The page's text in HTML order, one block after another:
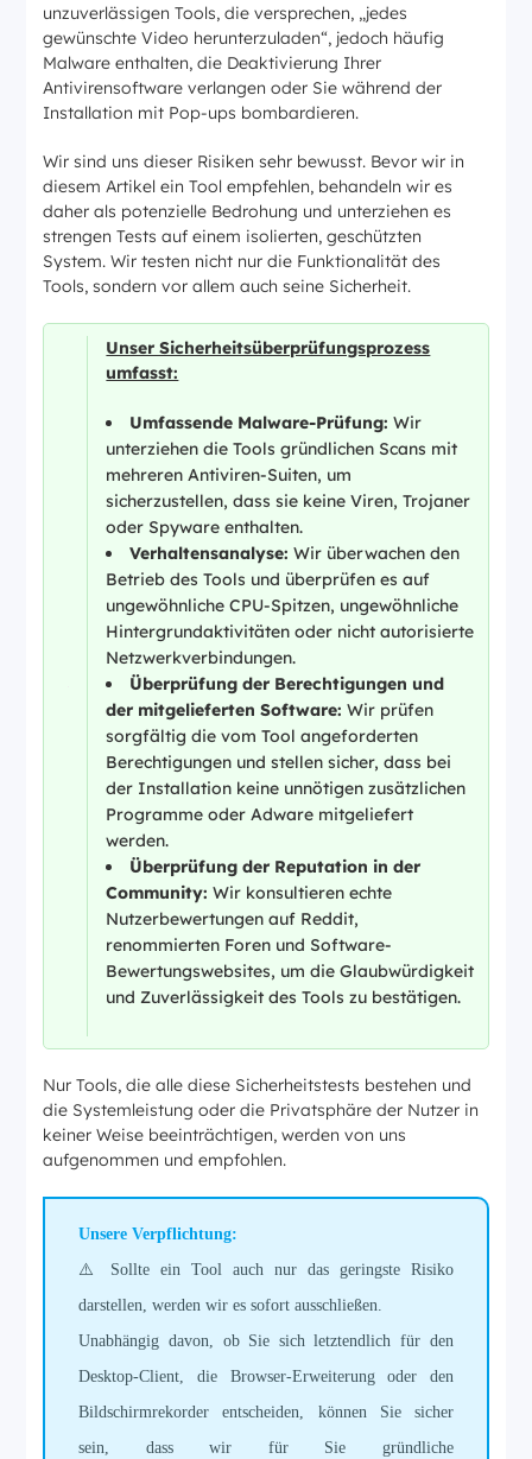
unzuverlässigen Tools, die versprechen, „jedes
gewünschte Video herunterzuladen“, jedoch häufig
Malware enthalten, die Deaktivierung Ihrer
Antivirensoftware verlangen oder Sie während der
Installation mit Pop-ups bombardieren.
Wir sind uns dieser Risiken sehr bewusst. Bevor wir in
diesem Artikel ein Tool empfehlen, behandeln wir es
daher als potenzielle Bedrohung und unterziehen es
strengen Tests auf einem isolierten, geschützten
System. Wir testen nicht nur die Funktionalität des
Tools, sondern vor allem auch seine Sicherheit.
Unser Sicherheitsüberprüfungsprozess
umfasst:
Umfassende Malware-Prüfung: Wir
unterziehen die Tools gründlichen Scans mit
mehreren Antiviren-Suiten, um
sicherzustellen, dass sie keine Viren, Trojaner
oder Spyware enthalten.
Verhaltensanalyse: Wir überwachen den
Betrieb des Tools und überprüfen es auf
ungewöhnliche CPU-Spitzen, ungewöhnliche
Hintergrundaktivitäten oder nicht autorisierte
Netzwerkverbindungen.
Überprüfung der Berechtigungen und
der mitgelieferten Software: Wir prüfen
sorgfältig die vom Tool angeforderten
Berechtigungen und stellen sicher, dass bei
der Installation keine unnötigen zusätzlichen
Programme oder Adware mitgeliefert
werden.
Überprüfung der Reputation in der
Community: Wir konsultieren echte
Nutzerbewertungen auf Reddit,
renommierten Foren und Software-
Bewertungswebsites, um die Glaubwürdigkeit
und Zuverlässigkeit des Tools zu bestätigen.
Nur Tools, die alle diese Sicherheitstests bestehen und
die Systemleistung oder die Privatsphäre der Nutzer in
keiner Weise beeinträchtigen, werden von uns
aufgenommen und empfohlen.
Unsere Verpflichtung:
⚠️ Sollte ein Tool auch nur das geringste Risiko
darstellen, werden wir es sofort ausschließen.
Unabhängig davon, ob Sie sich letztendlich für den
Desktop-Client, die Browser-Erweiterung oder den
Bildschirmrekorder entscheiden, können Sie sicher
sein, dass wir für Sie gründliche